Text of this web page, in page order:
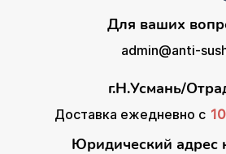
Для ваших
admin@anti-
г.Н.Усмань/
Доставка ежедневно с
Юридический адрес